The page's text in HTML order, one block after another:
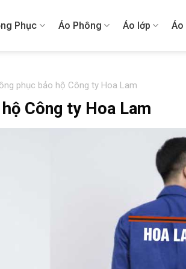
Phục Áo Phông Áo lớp Áo
phục bảo hộ Công ty Hoa Lam
Công ty Hoa Lam